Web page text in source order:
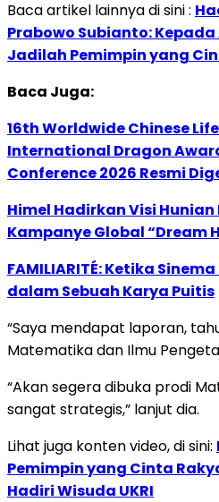
Baca artikel lainnya di sini :
Prabowo Subianto:
Jadilah Pemimpin yang
Baca Juga:
16th Worldwide Chinese
International Dragon
Conference 2026 Resmi
Himel Hadirkan Visi
Kampanye Global “Dream
FAMILIARITÉ: Ketika
dalam Sebuah Karya Puitis
“Saya mendapat laporan,
Matematika dan Ilmu
“Akan segera dibuka prodi
sangat strategis,” lanjut dia.
Lihat juga konten video, di sini:
Pemimpin yang Cinta
Hadiri Wisuda UKRI